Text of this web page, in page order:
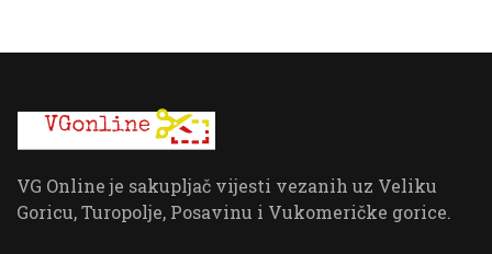
VG Online je sakupljač vijesti vezanih uz Veliku
Goricu, Turopolje, Posavinu i Vukomeričke gorice.